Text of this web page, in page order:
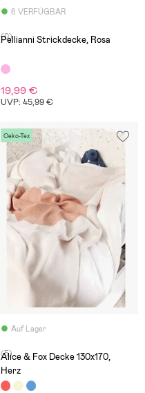
6 VERFÜGBAR
(0)
Pellianni Strickdecke, Rosa
19,99 €
UVP: 45,99 €
Oeko-Tex
Auf Lager
(5)
Alice & Fox Decke 130x170,
Herz